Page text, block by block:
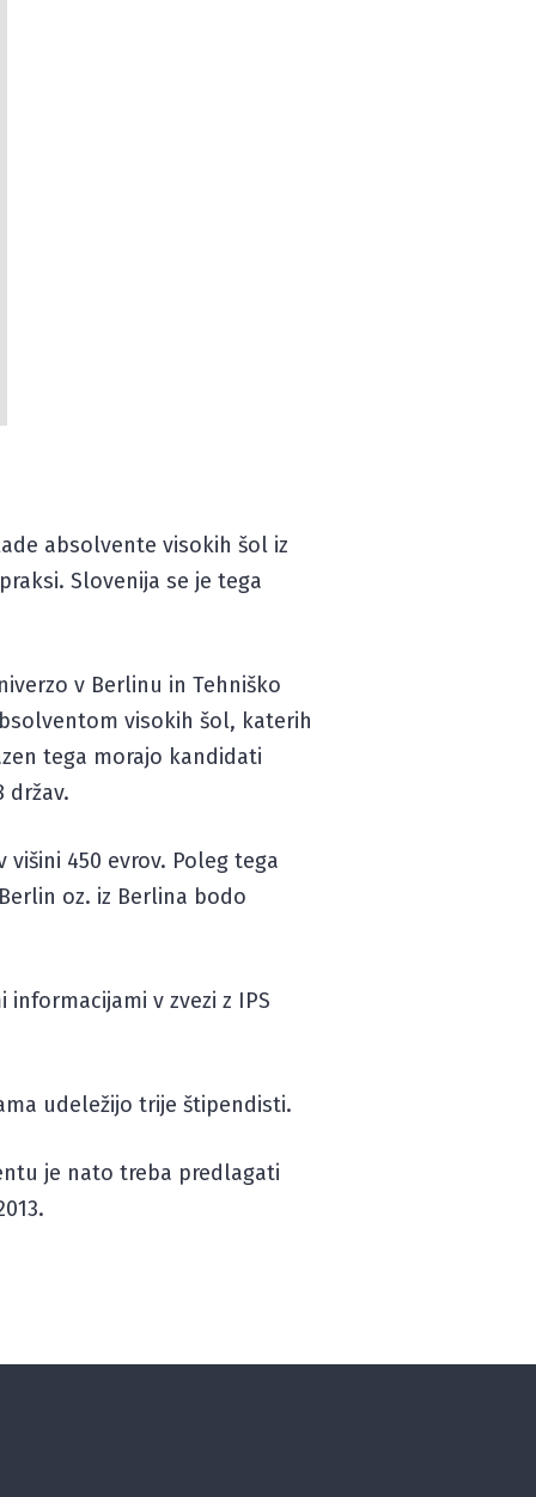
absolvente visokih šol iz
Slovenija se je tega
v Berlinu in Tehniško
visokih šol, katerih
tega morajo kandidati
držav.
450 evrov. Poleg tega
oz. iz Berlina bodo
v zvezi z IPS
udeležijo trije štipendisti.
je nato treba predlagati